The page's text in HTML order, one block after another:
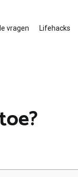
vragen Lifehacks